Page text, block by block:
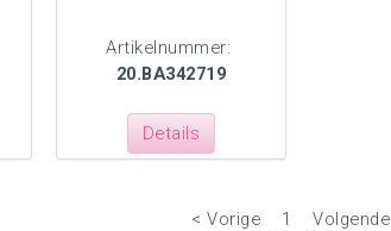
Artikelnummer:
20.BA342719
Details
< Vorige 1